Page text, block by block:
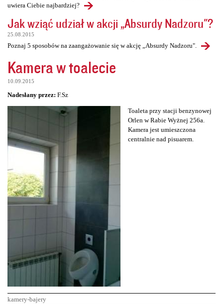
uwiera Ciebie najbardziej?
Jak wziąć udział w akcji „Absurdy Nadzoru"?
25.08.2015
Poznaj 5 sposobów na zaangażowanie się w akcję „Absurdy Nadzoru".
Kamera w toalecie
10.09.2015
Nadesłany przez: F.Sz
Toaleta przy stacji benzynowej
Orlen w Rabie Wyżnej 256a.
Kamera jest umieszczona
centralnie nad pisuarem.
kamery-bajery